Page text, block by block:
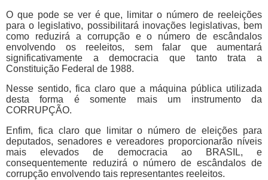
O que pode se ver é que, limitar o número de reeleições
para o legislativo, possibilitará inovações legislativas, bem
como reduzirá a corrupção e o número de escândalos
envolvendo os reeleitos, sem falar que aumentará
significativamente a democracia que tanto trata a
Constituição Federal de 1988.
Nesse sentido, fica claro que a máquina pública utilizada
desta forma é somente mais um instrumento da
CORRUPÇÃO.
Enfim, fica claro que limitar o número de eleições para
deputados, senadores e vereadores proporcionarão níveis
mais elevados de democracia ao BRASIL, e
consequentemente reduzirá o número de escândalos de
corrupção envolvendo tais representantes reeleitos.